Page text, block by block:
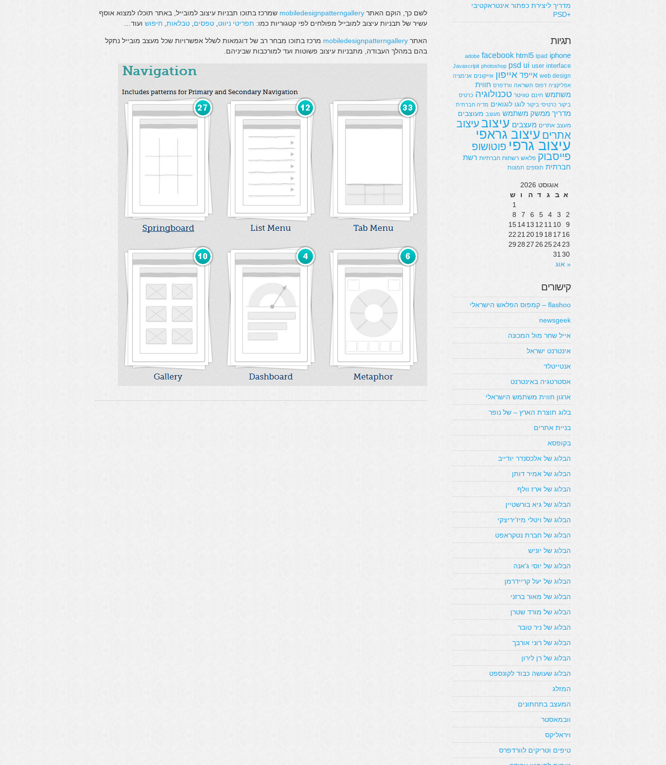
לשם כך, הוקם האתר mobiledesignpatterngallery שמרכז בתוכו תבניות עיצוב למובייל, באתר תוכלו למצוא אוסף
עשיר של תבניות עיצוב למובייל מפולחים לפי קטגוריות כמו: תפריטי ניווט טפסים טבלאות חיפוש ועוד…
האתר mobiledesignpatterngallery מרכז בתוכו מבחר רב של דוגמאות לשלל אפשרויות שכל מעצב מובייל נתקל
בהם במהלך העבודה, מתבניות עיצוב פשוטות ועד למורכבות שביניהם.
מדריך ליצירת כפתור אינטראקטיבי
+PSD
תגיות
adobe facebook html5 ipad iphone
Javascripit photoshop psd ui user interface
web design אייפד אייפון אייקונים אנימציה
אפליקציה דפוס השראה וורדפרס חווית
משתמש חינם טוויטר טכנולוגיה כרטיס
ביקור כרטיסי ביקור לוגו לוגואים מדיה חברתית
מדריך ממשק משתמש מעוצב מעוצבים
מעצב אתרים מעצבים עיצוב עיצוב
אתרים עיצוב גראפי
עיצוב גרפי פוטושופ
פייסבוק פלאש רשתות חברתיות רשת
חברתית תוספים תמונות
אוגוסט 2026
א ב ג ד ה ו
ש
1
2
3
4
5
6
7
8
9
10
11
12
13
14
15
16
17
18
19
20
21
22
23
24
25
26
27
28
29
30
31
« אוג
קישורים
flashoo – קמפוס הפלאש הישראלי
newsgeek
אייל שחר מול המכונה
אינטרנט ישראל
אנטייטלד
אסטרטגיה באינטרנט
ארגון חווית משתמש הישראלי
בלוג תוצרת הארץ – של נופר
בניית אתרים
בקופסא
הבלוג של אלכסנדר יודייב
הבלוג של אמיר דותן
הבלוג של ארז וולף
הבלוג של גיא בורשטיין
הבלוג של ויטלי מיז’יריצקי
הבלוג של חברת נטקראפט
הבלוג של יוניש
הבלוג של יוסי ג'אנה
הבלוג של יעל קריידרמן
הבלוג של מאור ברזני
הבלוג של מורד שטרן
הבלוג של ניר טובר
הבלוג של רוני אורבך
הבלוג של רן לירון
הבלוג שעושה כבוד לקונספט
המזלג
המעצב בתחתונים
וובמאסטר
ויראליקס
טיפים וטריקים לוורדפרס